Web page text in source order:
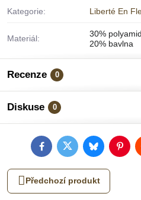
Kategorie: Liberté En
Materiál:
30%
20% bavlna
Recenze 0
Diskuse 0
FacebookTwitterBluesky
Předchozí produkt